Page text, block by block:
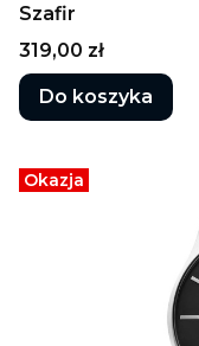
Szafir
Cena
319,00 zł
Do koszyka
Okazja